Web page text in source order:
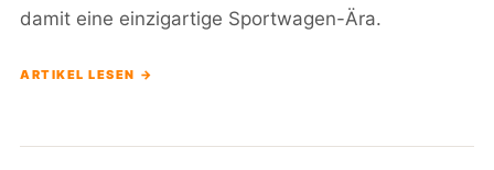
damit eine einzigartige Sportwagen-Ära.
ARTIKEL LESEN →